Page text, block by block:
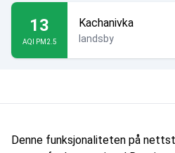
13
AQI PM2.5
Kachanivka
landsby
Denne funksjonaliteten på